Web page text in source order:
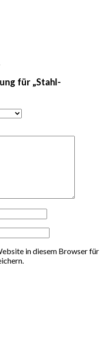
für „Stahl-
in diesem Browser für